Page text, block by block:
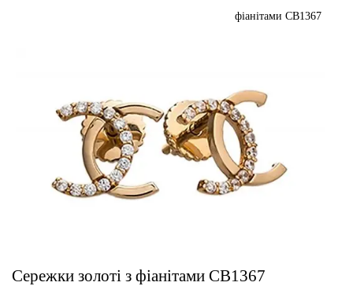
фіанітами СВ1367
Сережки золоті з фіанітами СВ1367